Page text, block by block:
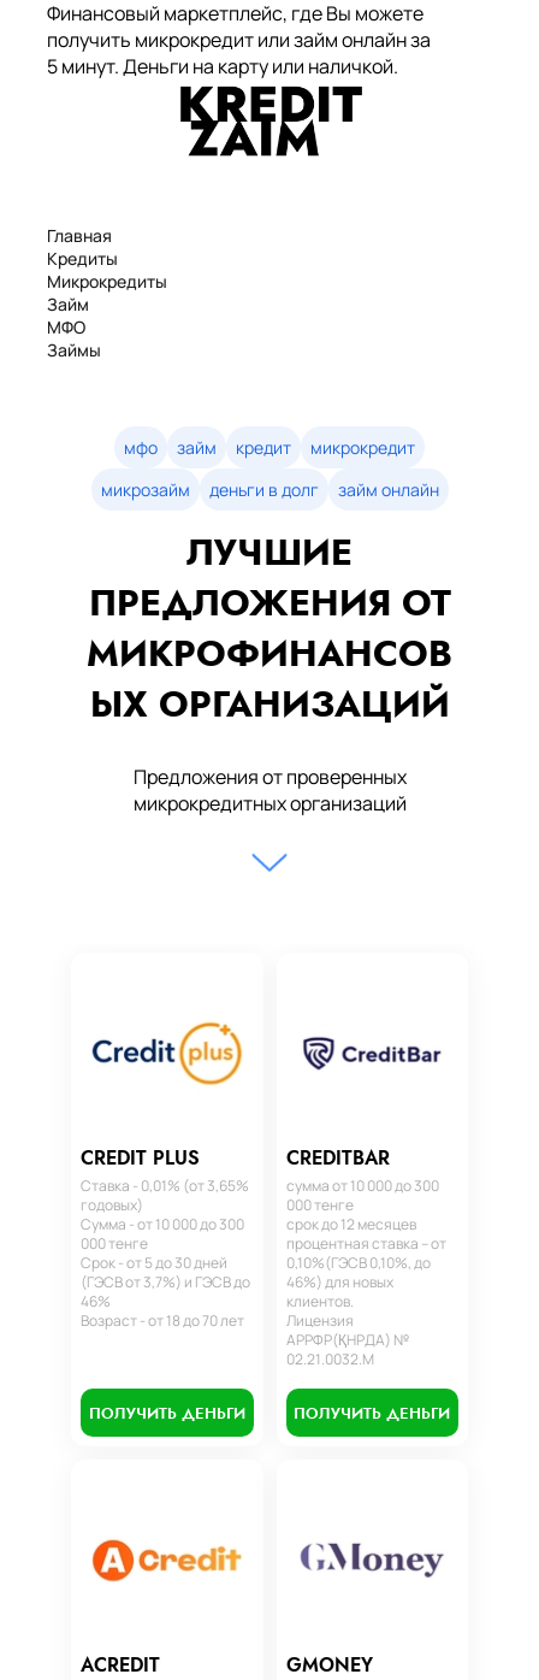
Финансовый маркетплейс, где Вы можете
получить микрокредит или займ онлайн за
5 минут. Деньги на карту или наличкой.
Главная
Кредиты
Микрокредиты
Займ
МФО
Займы
Займы онлайн
Денежные кредиты
мфо займ кредит
микрокредит
микрозайм
деньги в долг займ онлайн
ЛУЧШИЕ
ПРЕДЛОЖЕНИЯ ОТ
МИКРОФИНАНСОВ
ЫХ ОРГАНИЗАЦИЙ
Предложения от проверенных
микрокредитных организаций
CREDIT PLUS
Ставка - 0,01% (от 3,65%
годовых)
Сумма - от 10 000 до 300
000 тенге
Срок - от 5 до 30 дней
(ГЭСВ от 3,7%) и ГЭСВ до
46%
Возраст - от 18 до 70 лет
ПОЛУЧИТЬ ДЕНЬГИ
CREDITBAR
сумма от 10 000 до 300
000 тенге
срок до 12 месяцев
процентная ставка – от
0,10%(ГЭСВ 0,10%, до
46%) для новых
клиентов.
Лицензия
АРРФР(ҚНРДА) №
02.21.0032.М
ПОЛУЧИТЬ ДЕНЬГИ
ACREDIT GMONEY